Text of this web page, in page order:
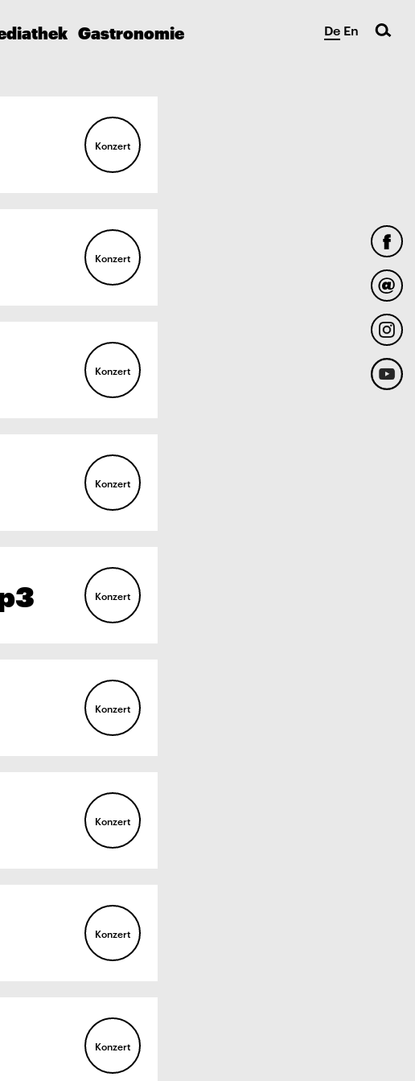
De En
Gastronomie
Konzert
Konzert
Konzert
Konzert
Konzert
Konzert
Konzert
Konzert
Konzert